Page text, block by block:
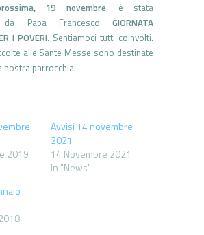
19 novembre, è stata
da Papa Francesco GIORNATA
I POVERI. Sentiamoci tutti coinvolti.
alle Sante Messe sono destinate
nostra parrocchia.
2019
Avvisi 14 novembre
2021
14 Novembre 2021
In "News"